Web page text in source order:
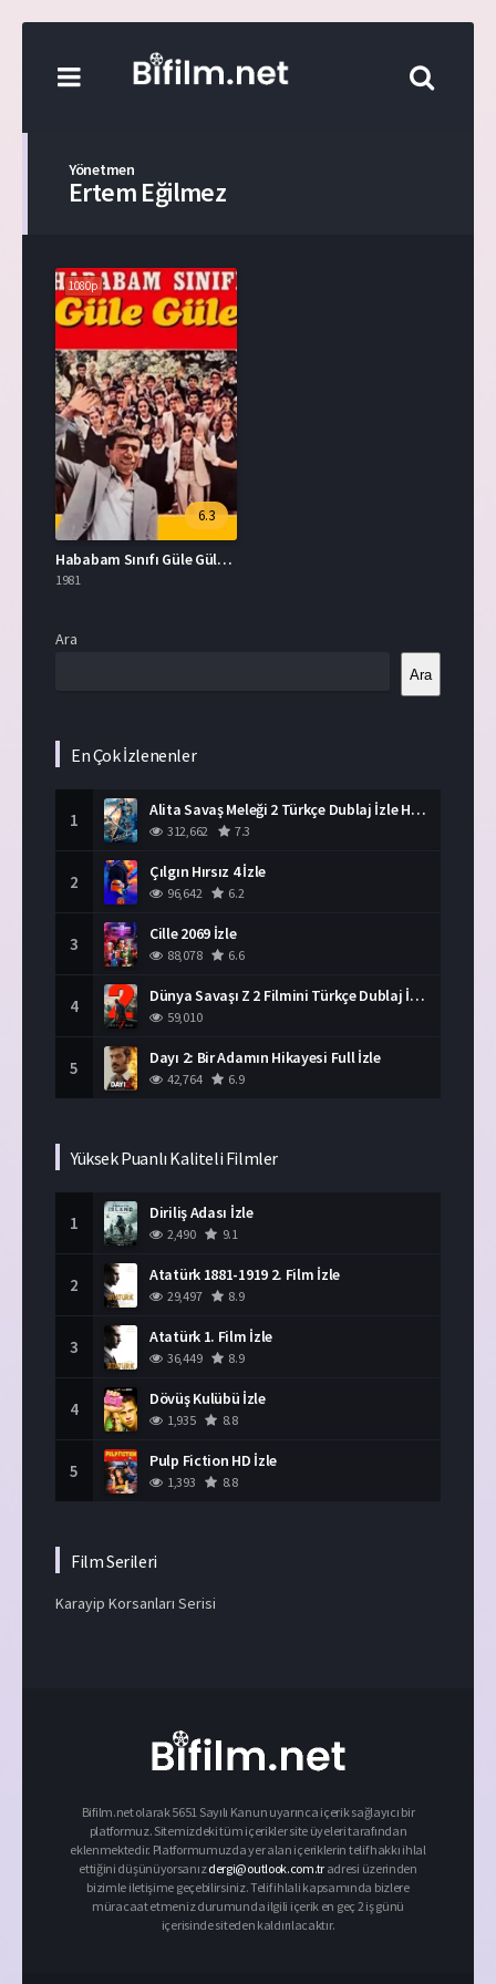
Yönetmen
Ertem Eğilmez
1080p
6.3
Hababam Sınıfı Güle Güle Full HD İzle
1981
Ara
Ara
En Çok İzlenenler
1 Alita Savaş Meleği 2 Türkçe Dublaj İzle HD Film
312,662 7.3
2 Çılgın Hırsız 4 İzle
96,642 6.2
3 Cille 2069 İzle
88,078 6.6
4 Dünya Savaşı Z 2 Filmini Türkçe Dublaj İzle
59,010
5 Dayı 2: Bir Adamın Hikayesi Full İzle
42,764 6.9
Yüksek Puanlı Kaliteli Filmler
1 Diriliş Adası İzle
2,490 9.1
2 Atatürk 1881-1919 2. Film İzle
29,497 8.9
3 Atatürk 1. Film İzle
36,449 8.9
4 Dövüş Kulübü İzle
1,935 8.8
5 Pulp Fiction HD İzle
1,393 8.8
Film Serileri
Karayip Korsanları Serisi
Bifilm.net olarak 5651 Sayılı Kanun uyarınca içerik sağlayıcı bir
platformuz. Sitemizdeki tüm içerikler site üyeleri tarafından
eklenmektedir. Platformumuzda yer alan içeriklerin telif hakkı ihlal
ettiğini düşünüyorsanızdergi@outlook.com.tr adresi üzerinden
bizimle iletişime geçebilirsiniz. Telif ihlali kapsamında bizlere
müracaat etmeniz durumunda ilgili içerik en geç 2 iş günü
içerisinde siteden kaldırılacaktır.